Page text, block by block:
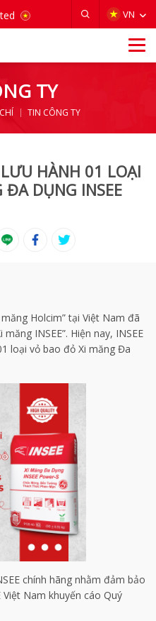
VN
TY
TIN CÔNG TY
HÀNH 01 LOẠI
DỤNG INSEE
Holcim” tại Việt Nam đã
INSEE”. Hiện nay, INSEE
loại vỏ bao đỏ Xi măng Đa
chính hãng nhằm đảm bảo
Nam khuyến cáo Quý